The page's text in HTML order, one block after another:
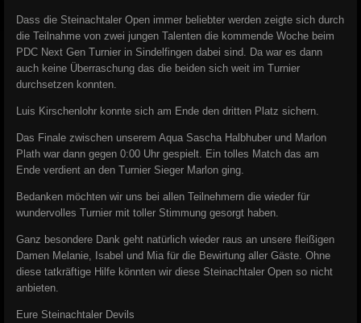
Dass die Steinachtaler Open immer beliebter werden zeigte sich durch
die Teilnahme von zwei jungen Talenten die kommende Woche beim
PDC Next Gen Turnier in Sindelfingen dabei sind.
Da war es dann
auch keine Überraschung das die beiden sich weit im Turnier
durchsetzen konnten.
Luis Kirschenlohr konnte sich am Ende den dritten Platz sichern.
Das Finale zwischen unserem Aqua Sascha Halbhuber und Marlon
Plath war dann gegen 0:00 Uhr gespielt. Ein tolles Match das am
Ende verdient an den Turnier Sieger Marlon ging.
Bedanken möchten wir uns bei allen Teilnehmern die wieder für
wundervolles Turnier mit toller Stimmung gesorgt haben.
Ganz besondere Dank geht natürlich wieder raus an unsere fleißigen
Damen Melanie, Isabel und Mia für die Bewirtung aller Gäste. Ohne
diese tatkräftige Hilfe könnten wir diese Steinachtaler Open so nicht
anbieten.
Eure Steinachtaler Devils